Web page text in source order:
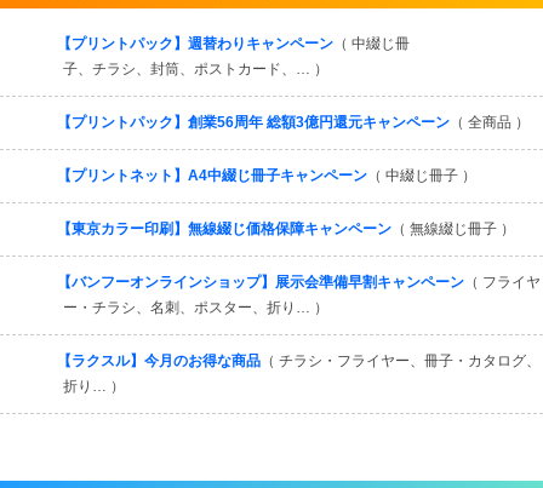
【プリントパック】週替わりキャンペーン （ 中綴じ冊
子、チラシ、封筒、ポストカード、… ）
【プリントパック】創業56周年 総額3億円還元キャンペーン （ 全商品 ）
【プリントネット】A4中綴じ冊子キャンペーン （ 中綴じ冊子 ）
【東京カラー印刷】無線綴じ価格保障キャンペーン （ 無線綴じ冊子 ）
【バンフーオンラインショップ】展示会準備早割キャンペーン （ フライヤ
ー・チラシ、名刺、ポスター、折り… ）
【ラクスル】今月のお得な商品 （ チラシ・フライヤー、冊子・カタログ、
折り… ）